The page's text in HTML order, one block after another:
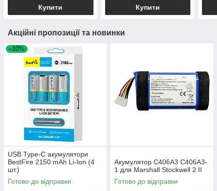
Купити Купити
Акційні пропозиції та новинки
–10%
USB Type-C акумулятори
BestFire 2150 mAh Li-Ion (4
шт.)
Готово до відправки
Акумулятор C406A3 C406A3-
1 для Marshall Stockwell 2 II
Готово до відправки